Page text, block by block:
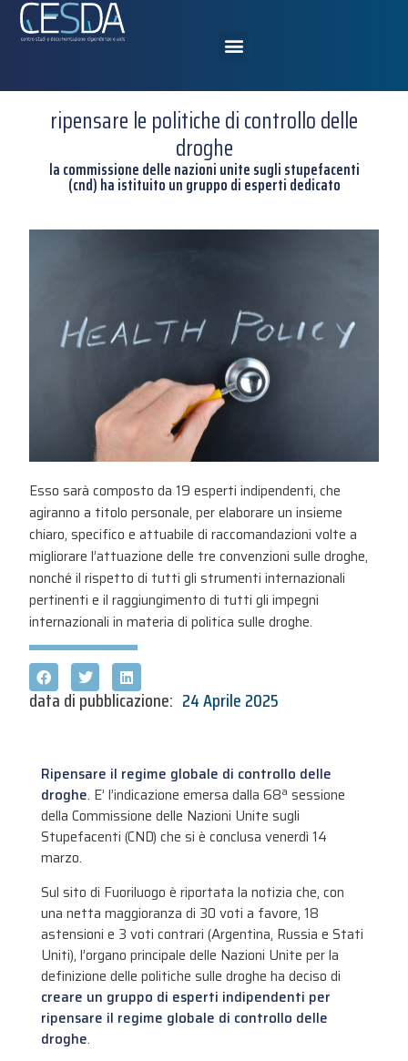
ripensare le politiche di controllo delle
droghe
la commissione delle nazioni unite sugli stupefacenti
(cnd) ha istituito un gruppo di esperti dedicato
Esso sarà composto da 19 esperti indipendenti, che
agiranno a titolo personale, per elaborare un insieme
chiaro, specifico e attuabile di raccomandazioni volte a
migliorare l’attuazione delle tre convenzioni sulle droghe,
nonché il rispetto di tutti gli strumenti internazionali
pertinenti e il raggiungimento di tutti gli impegni
internazionali in materia di politica sulle droghe.
data di pubblicazione: 24 Aprile 2025
Ripensare il regime globale di controllo delle
droghe. E’ l’indicazione emersa dalla 68ª sessione
della Commissione delle Nazioni Unite sugli
Stupefacenti (CND) che si è conclusa venerdì 14
marzo.
Sul sito di Fuoriluogo è riportata la notizia che, con
una netta maggioranza di 30 voti a favore, 18
astensioni e 3 voti contrari (Argentina, Russia e Stati
Uniti), l’organo principale delle Nazioni Unite per la
definizione delle politiche sulle droghe ha deciso di
creare un gruppo di esperti indipendenti per
ripensare il regime globale di controllo delle
droghe.